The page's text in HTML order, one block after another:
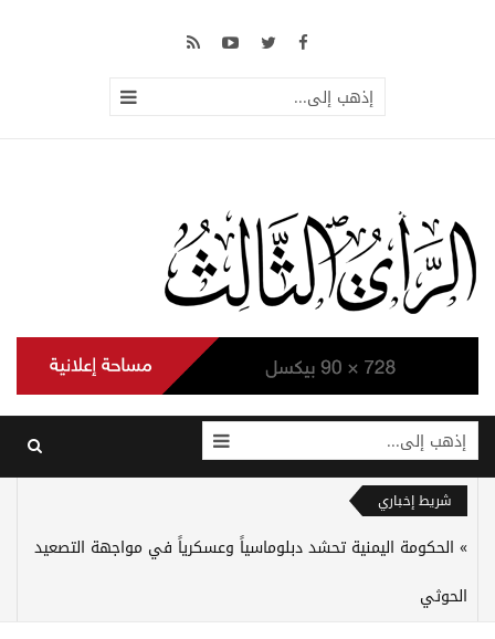
إذهب إلى...
إذهب إلى...
شريط إخباري
الحكومة اليمنية تحشد دبلوماسياً وعسكرياً في مواجهة التصعيد
الحوثي